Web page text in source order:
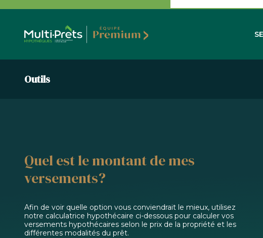
Outils
Quel est le montant de mes
versements?
Afin de voir quelle option vous conviendrait le mieux, utilisez
notre calculatrice hypothécaire ci-dessous pour calculer vos
versements hypothécaires selon le prix de la propriété et les
différentes modalités du prêt.